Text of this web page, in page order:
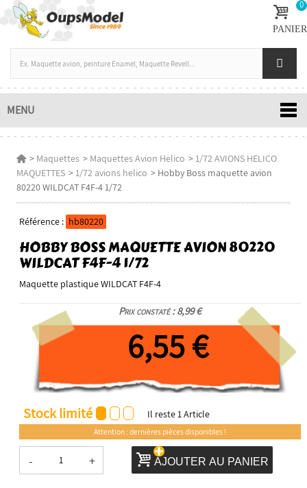
0
PANIER
MENU
> Maquettes > Maquettes Avion Helico >1/72 AVIONS HELICO
MAQUETTES >1/72 avions helico > Hobby Boss maquette avion
80220 WILDCAT F4F-4 1/72
Référence : hb80220
HOBBY BOSS MAQUETTE AVION 80220
WILDCAT F4F-4 1/72
Maquette plastique WILDCAT F4F-4
Prix constaté : 8,99 €
6,55 €
Stock limité Il reste1Article
Attention : dernières pièces disponibles !
- + AJOUTER AU PANIER